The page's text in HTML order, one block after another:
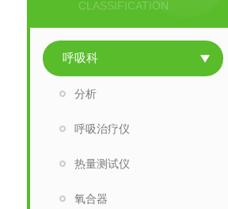
CLASSIFICATION
呼吸科
分析
呼吸治疗仪
热量测试仪
氧合器